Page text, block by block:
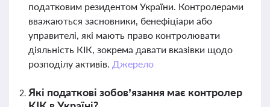
податковим резидентом України. Контролерами
вважаються засновники, бенефіціари або
управителі, які мають право контролювати
діяльність КІК, зокрема давати вказівки щодо
розподілу активів. Джерело
Які податкові зобов’язання має контролер